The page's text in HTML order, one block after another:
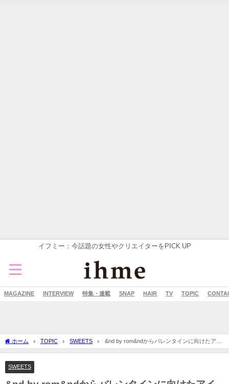
イフミー：今話題の女性やクリエイターをPICK UP
MAGAZINE INTERVIEW 特集・連載 SNAP HAIR TV TOPIC
ホーム TOPIC SWEETS
&nd by rom&ndからバレンタインに向けたアイ
テムが今年は甘いフレーバー付きでローソンに登場！
SWEETS